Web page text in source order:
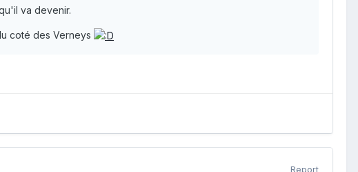
va devenir.
coté des Verneys
Report